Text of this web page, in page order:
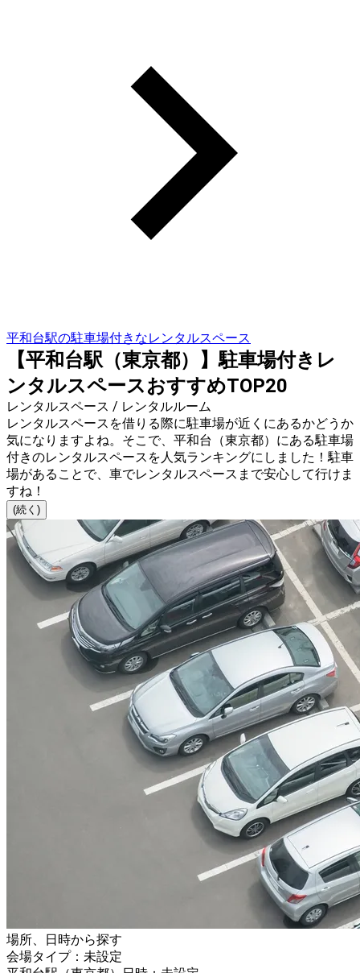
平和台駅の駐車場付きなレンタルスペース
【平和台駅（東京都）】駐車場付きレ
ンタルスペースおすすめTOP20
レンタルスペース / レンタルルーム
レンタルスペースを借りる際に駐車場が近くにあるかどうか
気になりますよね。そこで、平和台（東京都）にある駐車場
付きのレンタルスペースを人気ランキングにしました！駐車
場があることで、車でレンタルスペースまで安心して行けま
すね！
(続く)
場所、日時から探す
会場タイプ：未設定